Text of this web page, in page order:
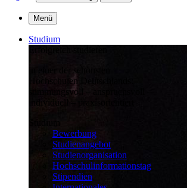
Menü
Studium
in einer der schönsten
Hochschulen Deutschlands:
stimmungsvoll – anspruchsvoll –
individuell – praxisorientiert
Bewerbung
Studienangebot
Studienorganisation
Hochschulinformationstag
Stipendien